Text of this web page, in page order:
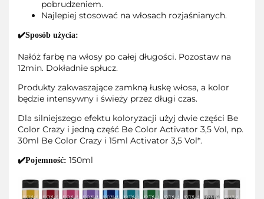
pobrudzeniem.
Najlepiej stosować na włosach rozjaśnianych.
✔️Sposób użycia:
Nałóż farbę na włosy po całej długości. Pozostaw na
12min. Dokładnie spłucz.
Produkty zakwaszające zamkną łuskę włosa, a kolor
będzie intensywny i świeży przez długi czas.
Dla silniejszego efektu koloryzacji użyj dwie części Be
Color Crazy i jedną część Be Color Activator 3,5 Vol, np.
30ml Be Color Crazy i 15ml Activator 3,5 Vol*.
✔️Pojemność: 150ml